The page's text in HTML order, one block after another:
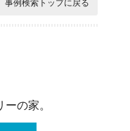
事例検索トップに戻る
の家。